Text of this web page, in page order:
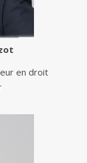
en droit